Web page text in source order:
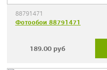
88791471
Фотообои 88791471
189.00 руб